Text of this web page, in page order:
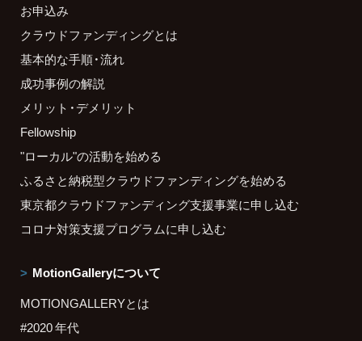
お申込み
クラウドファンディングとは
基本的な手順・流れ
成功事例の解説
メリット・デメリット
Fellowship
"ローカル"の活動を始める
ふるさと納税型クラウドファンディングを始める
東京都クラウドファンディング支援事業に申し込む
コロナ対策支援プログラムに申し込む
MotionGalleryについて
MOTIONGALLERYとは
#2020 年代